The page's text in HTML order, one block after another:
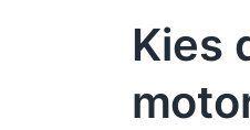
Kies